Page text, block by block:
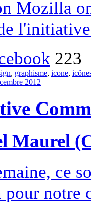
Mozilla
223
, graphisme, icone,
2012
Maurel
ce
pour notre